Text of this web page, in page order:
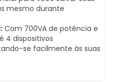
mesmo durante
Com 700VA de potência e
4 dispositivos
se facilmente às suas